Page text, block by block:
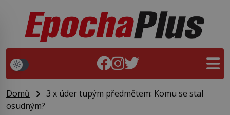
Domů
3 x úder tupým předmětem: Komu se stal
osudným?